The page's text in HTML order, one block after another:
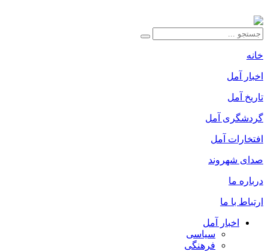
خانه
اخبار آمل
تاریخ آمل
گردشگری آمل
افتخارات آمل
صدای شهروند
درباره ما
ارتباط با ما
اخبار آمل
سیاسی
فرهنگی